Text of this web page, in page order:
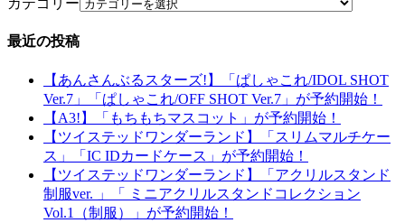
カテゴリー
最近の投稿
【あんさんぶるスターズ!】「ぱしゃこれ/IDOL SHOT
Ver.7」「ぱしゃこれ/OFF SHOT Ver.7」が予約開始！
【A3!】「もちもちマスコット」が予約開始！
【ツイステッドワンダーランド】「スリムマルチケー
ス」「IC IDカードケース」が予約開始！
【ツイステッドワンダーランド】「アクリルスタンド
制服ver. 」「 ミニアクリルスタンドコレクション
Vol.1（制服）」が予約開始！